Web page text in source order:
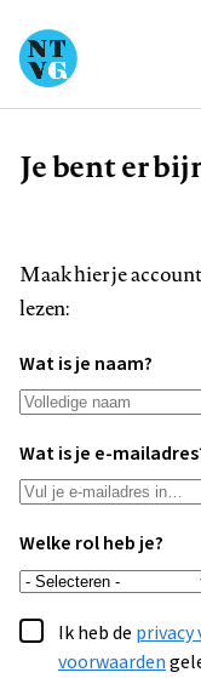
Kruimelpad
Je bent er
Maak hier je
lezen:
Wat is je naam?
Wat is je e-
Welke rol heb je?
Ik heb de
voorwaarden